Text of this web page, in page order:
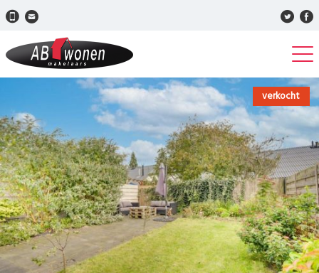
verkocht